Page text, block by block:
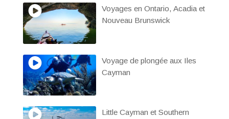
Voyages en Ontario, Acadia et
Nouveau Brunswick
Voyage de plongée aux Iles
Cayman
Little Cayman et Southern